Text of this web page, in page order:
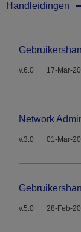
Handleidingen
v.6.0 17-Mar-
Network
v.3.0 01-Mar-
v.5.0 28-Feb-